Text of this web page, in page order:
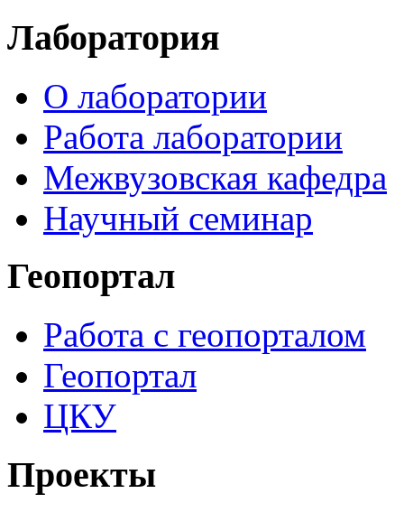
Лаборатория
О лаборатории
Работа лаборатории
Межвузовская кафедра
Научный семинар
Геопортал
Работа с геопорталом
Геопортал
ЦКУ
Проекты